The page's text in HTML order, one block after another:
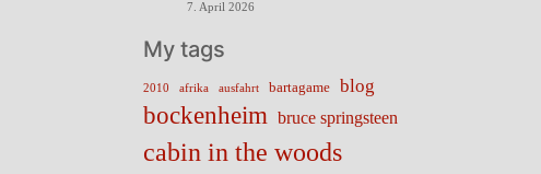
7. April 2026
My tags
2010 afrika ausfahrt bartagame blog
bockenheim bruce springsteen
cabin in the woods